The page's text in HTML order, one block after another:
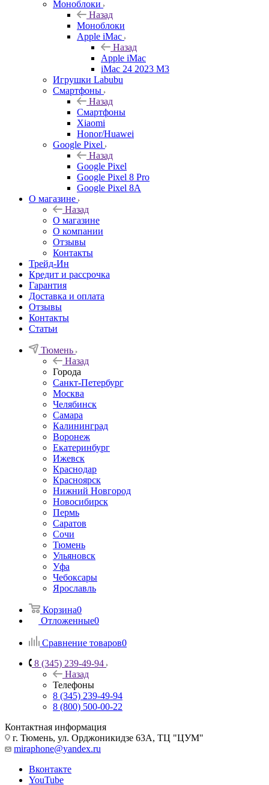
Моноблоки
Назад
Моноблоки
Apple iMac
Назад
Apple iMac
iMac 24 2023 M3
Игрушки Labubu
Смартфоны
Назад
Смартфоны
Xiaomi
Honor/Huawei
Google Pixel
Назад
Google Pixel
Google Pixel 8 Pro
Google Pixel 8A
О магазине
Назад
О магазине
О компании
Отзывы
Контакты
Трейд-Ин
Кредит и рассрочка
Гарантия
Доставка и оплата
Отзывы
Контакты
Статьи
Тюмень
Назад
Города
Санкт-Петербург
Москва
Челябинск
Самара
Калининград
Воронеж
Екатеринбург
Ижевск
Краснодар
Красноярск
Нижний Новгород
Новосибирск
Пермь
Саратов
Сочи
Тюмень
Ульяновск
Уфа
Чебоксары
Ярославль
Корзина0
Отложенные0
Сравнение товаров0
8 (345) 239-49-94
Назад
Телефоны
8 (345) 239-49-94
8 (800) 500-00-22
Контактная информация
г. Тюмень, ул. Орджоникидзе 63А, ТЦ "ЦУМ"
miraphone@yandex.ru
Вконтакте
YouTube